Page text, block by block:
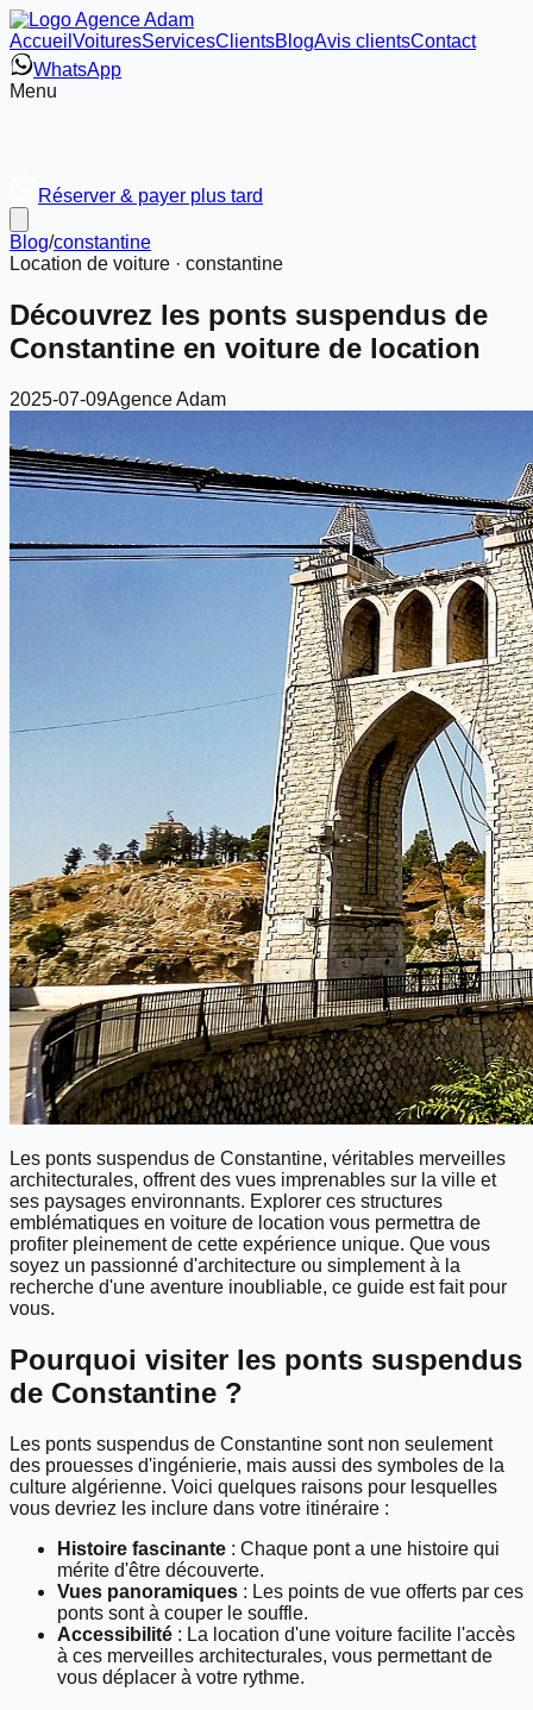
Accueil VoituresServicesClientsBlogAvis clientsContact
WhatsApp
Menu
Réserver & payer plus tard
Blog/constantine
Location de voiture · constantine
Découvrez les ponts suspendus de
Constantine en voiture de location
2025-07-09Agence Adam
Les ponts suspendus de Constantine, véritables merveilles
architecturales, offrent des vues imprenables sur la ville et
ses paysages environnants. Explorer ces structures
emblématiques en voiture de location vous permettra de
profiter pleinement de cette expérience unique. Que vous
soyez un passionné d'architecture ou simplement à la
recherche d'une aventure inoubliable, ce guide est fait pour
vous.
Pourquoi visiter les ponts suspendus
de Constantine ?
Les ponts suspendus de Constantine sont non seulement
des prouesses d'ingénierie, mais aussi des symboles de la
culture algérienne. Voici quelques raisons pour lesquelles
vous devriez les inclure dans votre itinéraire :
Histoire fascinante : Chaque pont a une histoire qui
mérite d'être découverte.
Vues panoramiques : Les points de vue offerts par ces
ponts sont à couper le souffle.
Accessibilité : La location d'une voiture facilite l'accès
à ces merveilles architecturales, vous permettant de
vous déplacer à votre rythme.